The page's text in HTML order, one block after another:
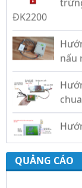
nấu
Phát
QUẢNG CÁO